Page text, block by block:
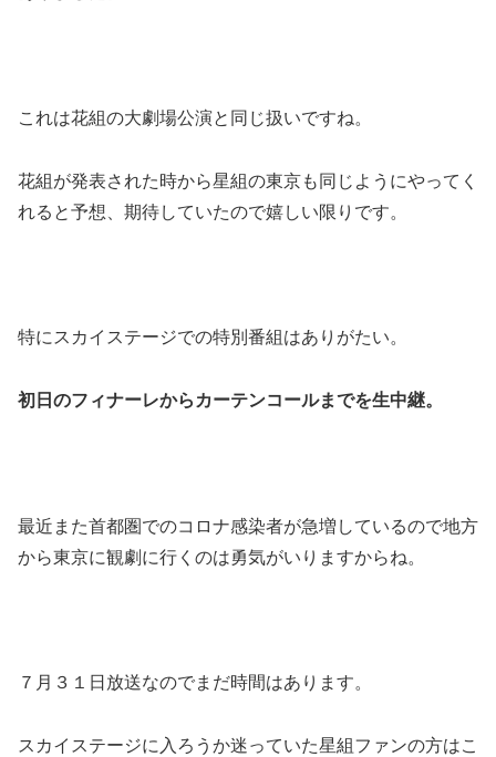
これは花組の大劇場公演と同じ扱いですね。
花組が発表された時から星組の東京も同じようにやってく
れると予想、期待していたので嬉しい限りです。
特にスカイステージでの特別番組はありがたい。
初日のフィナーレからカーテンコールまでを生中継。
最近また首都圏でのコロナ感染者が急増しているので地方
から東京に観劇に行くのは勇気がいりますからね。
７月３１日放送なのでまだ時間はあります。
スカイステージに入ろうか迷っていた星組ファンの方はこ